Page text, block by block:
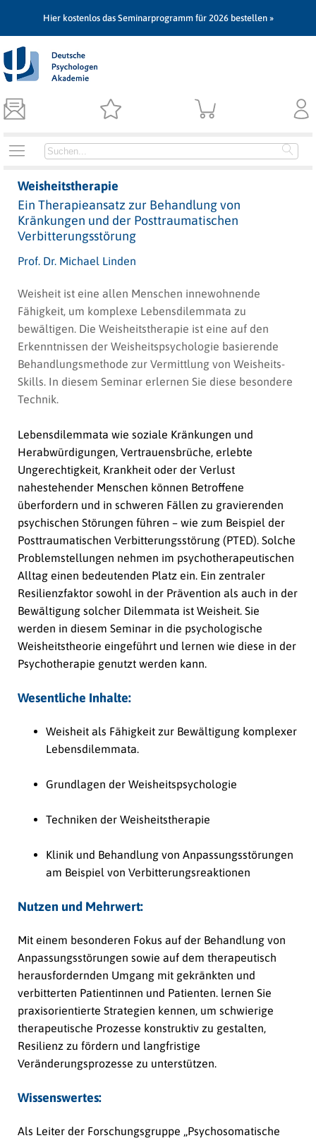
Hier kostenlos das Seminarprogramm für 2026 bestellen »
Weisheitstherapie
Ein Therapieansatz zur Behandlung von
Kränkungen und der Posttraumatischen
Verbitterungsstörung
Prof. Dr. Michael Linden
Weisheit ist eine allen Menschen innewohnende
Fähigkeit, um komplexe Lebensdilemmata zu
bewältigen. Die Weisheitstherapie ist eine auf den
Erkenntnissen der Weisheitspsychologie basierende
Behandlungsmethode zur Vermittlung von Weisheits-
Skills. In diesem Seminar erlernen Sie diese besondere
Technik.
Lebensdilemmata wie soziale Kränkungen und
Herabwürdigungen, Vertrauensbrüche, erlebte
Ungerechtigkeit, Krankheit oder der Verlust
nahestehender Menschen können Betroffene
überfordern und in schweren Fällen zu gravierenden
psychischen Störungen führen – wie zum Beispiel der
Posttraumatischen Verbitterungsstörung (PTED). Solche
Problemstellungen nehmen im psychotherapeutischen
Alltag einen bedeutenden Platz ein. Ein zentraler
Resilienzfaktor sowohl in der Prävention als auch in der
Bewältigung solcher Dilemmata ist Weisheit. Sie
werden in diesem Seminar in die psychologische
Weisheitstheorie eingeführt und lernen wie diese in der
Psychotherapie genutzt werden kann.
Wesentliche Inhalte:
Weisheit als Fähigkeit zur Bewältigung komplexer
Lebensdilemmata.
Grundlagen der Weisheitspsychologie
Techniken der Weisheitstherapie
Klinik und Behandlung von Anpassungsstörungen
am Beispiel von Verbitterungsreaktionen
Nutzen und Mehrwert:
Mit einem besonderen Fokus auf der Behandlung von
Anpassungsstörungen sowie auf dem therapeutisch
herausfordernden Umgang mit gekränkten und
verbitterten Patientinnen und Patienten. lernen Sie
praxisorientierte Strategien kennen, um schwierige
therapeutische Prozesse konstruktiv zu gestalten,
Resilienz zu fördern und langfristige
Veränderungsprozesse zu unterstützen.
Wissenswertes:
Als Leiter der Forschungsgruppe „Psychosomatische